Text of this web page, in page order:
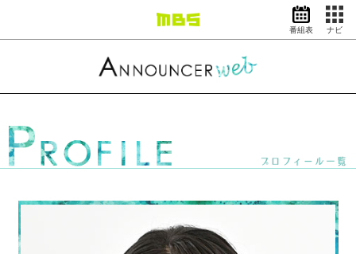
情報・報道
バラエティ
アナウンサー
番組表 ナビ